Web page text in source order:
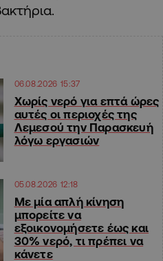
06.08.2026 15:37
Χωρίς νερό για επτά ώρες
αυτές οι περιοχές της
Λεμεσού την Παρασκευή
λόγω εργασιών
05.08.2026 12:18
Με μία απλή κίνηση
μπορείτε να
εξοικονομήσετε έως και
30% νερό, τι πρέπει να
κάνετε